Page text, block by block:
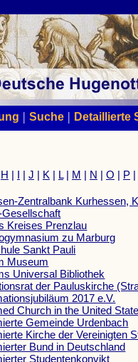
| Suche| Detaillierte
H | I | J | K | L| M | N | O | P|
Zentralbank Kurhessen,
Gesellschaft
Kreises Prenzlau
zu Marburg
Sankt Pauli
Museum
Universal Bibliothek
der Pauluskirche
2017 e.V.
Church in the United
Gemeinde Urdenbach
Kirche der Vereinigten
Bund in Deutschland
Studentenkonvikt